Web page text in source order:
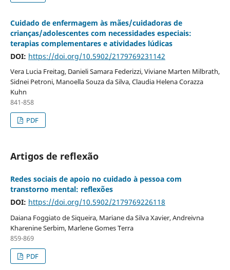
Cuidado de enfermagem às mães/cuidadoras de
crianças/adolescentes com necessidades especiais:
terapias complementares e atividades lúdicas
DOI: https://doi.org/10.5902/2179769231142
Vera Lucia Freitag, Danieli Samara Federizzi, Viviane Marten Milbrath,
Sidnei Petroni, Manoella Souza da Silva, Claudia Helena Corazza
Kuhn
841-858
PDF
Artigos de reflexão
Redes sociais de apoio no cuidado à pessoa com
transtorno mental: reflexões
DOI: https://doi.org/10.5902/2179769226118
Daiana Foggiato de Siqueira, Mariane da Silva Xavier, Andreivna
Kharenine Serbim, Marlene Gomes Terra
859-869
PDF